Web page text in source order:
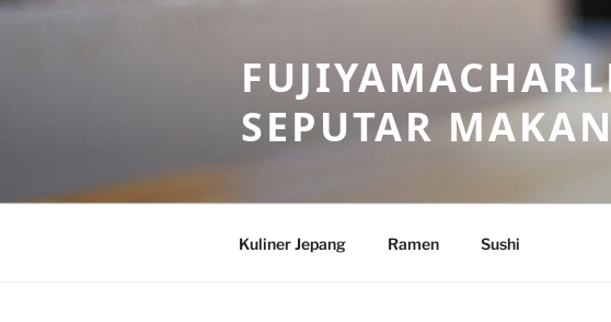
Skip
SEPUTAR
Kuliner Jepang Ramen Sushi